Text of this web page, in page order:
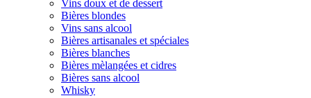
Vins doux et de dessert
Bières blondes
Vins sans alcool
Bières artisanales et spéciales
Bières blanches
Bières mèlangées et cidres
Bières sans alcool
Whisky